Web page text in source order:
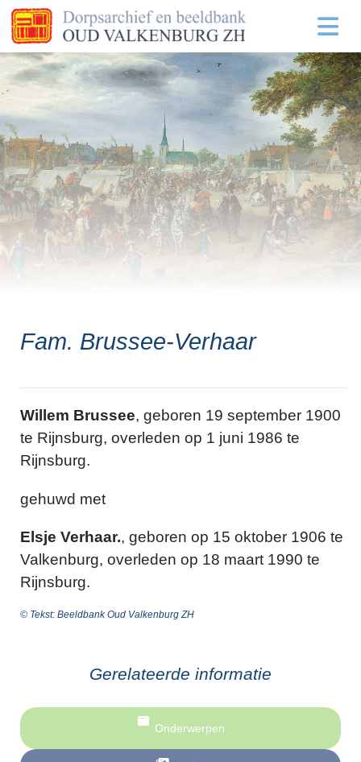
Fam. Brussee-Verhaar
Willem Brussee, geboren 19 september 1900
te Rijnsburg, overleden op 1 juni 1986 te
Rijnsburg.
gehuwd met
Elsje Verhaar., geboren op 15 oktober 1906 te
Valkenburg, overleden op 18 maart 1990 te
Rijnsburg.
© Tekst: Beeldbank Oud Valkenburg ZH
Gerelateerde informatie
Onderwerpen